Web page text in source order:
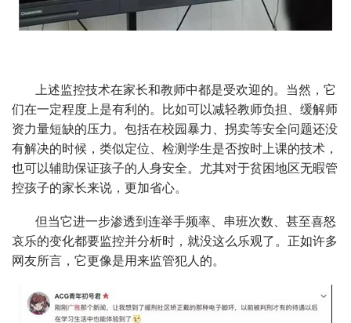
上述监控技术在家长和教师中都是受欢迎的。当然，它
们在一定程度上是有利的。比如可以减轻教师负担、缓解师
资力量短缺的压力。包括在校园暴力、拐卖等安全问题还没
有解决的时候，类似定位、检测学生是否按时上课的技术，
也可以辅助保证孩子的人身安全。尤其对于贫困地区无暇管
控孩子的家长来说，更加省心。
但当它进一步渗透到连举手频率、串班次数、甚至喜怒
哀乐的变化都要监控并分析时，就没这么乐观了。正如许多
网友所言，它更像是用来监管犯人的。